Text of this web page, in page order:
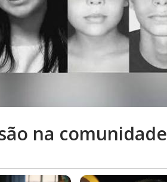
na comunidade